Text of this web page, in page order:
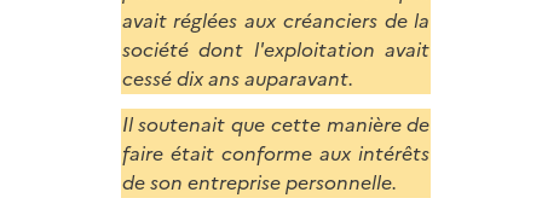
avait réglées aux créanciers de la
société dont l'exploitation avait
cessé dix ans auparavant.
Il soutenait que cette manière de
faire était conforme aux intérêts
de son entreprise personnelle.